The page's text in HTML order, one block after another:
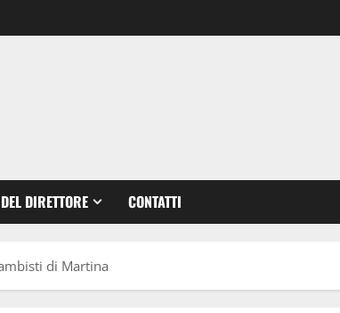
DIRETTORE CONTATTI
di Martina